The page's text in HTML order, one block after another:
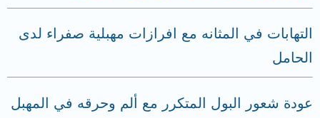
التهابات في المثانه مع افرازات مهبلية صفراء لدى
الحامل
عودة شعور البول المتكرر مع ألم وحرقه في المهبل